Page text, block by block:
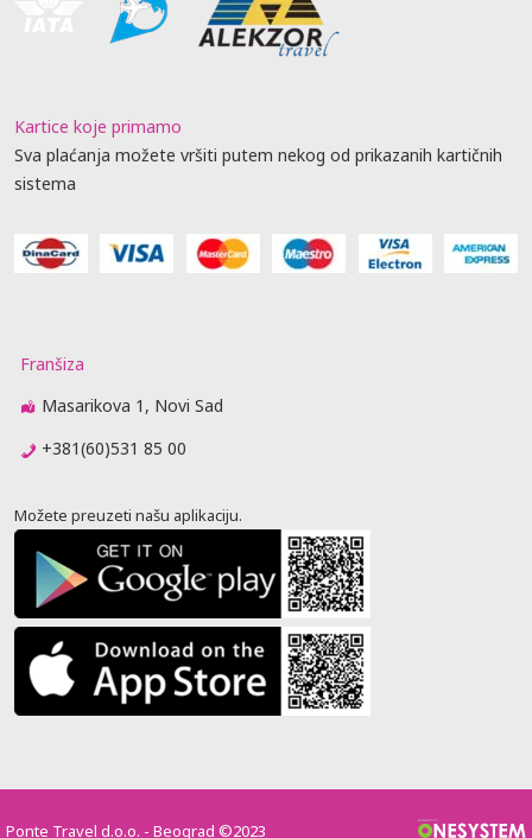
Kartice koje primamo
Sva plaćanja možete vršiti putem nekog od prikazanih kartičnih
sistema
Franšiza
Masarikova 1, Novi Sad
+381(60)531 85 00
Možete preuzeti našu aplikaciju.
Ponte Travel d.o.o. - Beograd ©2023